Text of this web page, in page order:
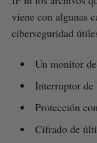
viene con algunas
ciberseguridad
Un monitor
Interruptor de
Protección
Cifrado de